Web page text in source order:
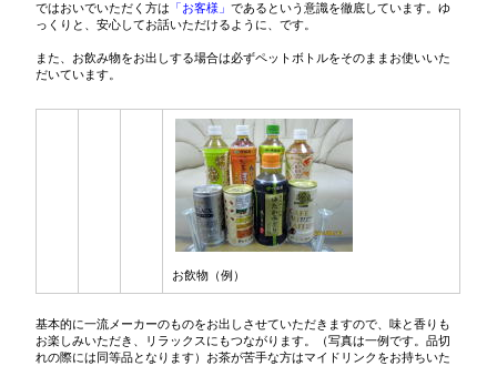
ではおいでいただく方は 「お客様」であるという意識を徹底しています。ゆ
っくりと、安心してお話いただけるように、です。
また、お飲み物をお出しする場合は必ずペットボトルをそのままお使いいた
だいています。
お飲物（例）
基本的に一流メーカーのものをお出しさせていただきますので、味と香りも
お楽しみいただき、リラックスにもつながります。（写真は一例です。品切
れの際には同等品となります）お茶が苦手な方はマイドリンクをお持ちいた